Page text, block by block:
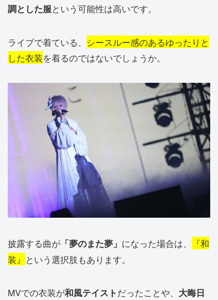
調とした服という可能性は高いです。
ライブで着ている、 シースルー感のあるゆったりと
した衣装を着るのではないでしょうか。
披露する曲が 「夢のまた夢」 になった場合は、
『和
装』 という選択肢もあります。
MVでの衣装が和風テイストだったことや、 大晦日